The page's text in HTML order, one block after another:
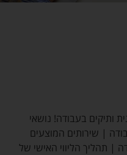
ותיקים בעבודה! נושאי
| שירותים המוצעים
| תהליך הליווי האישי של